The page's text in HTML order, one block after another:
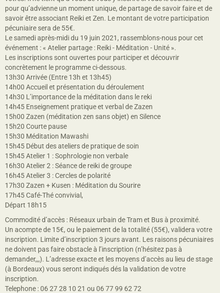
pour qu’advienne un moment unique, de partage de savoir faire et de
savoir être associant Reiki et Zen. Le montant de votre participation
pécuniaire sera de 55€.
Le samedi après-midi du 19 juin 2021, rassemblons-nous pour cet
événement : « Atelier partage : Reiki - Méditation - Unité ».
Les inscriptions sont ouvertes pour participer et découvrir
concrètement le programme ci-dessous.
13h30 Arrivée (Entre 13h et 13h45)
14h00 Accueil et présentation du déroulement
14h30 L’importance de la méditation dans le reki
14h45 Enseignement pratique et verbal de Zazen
15h00 Zazen (méditation zen sans objet) en Silence
15h20 Courte pause
15h30 Méditation Mawashi
15h45 Début des ateliers de pratique de soin
15h45 Atelier 1 : Sophrologie non verbale
16h30 Atelier 2 : Séance de reiki de groupe
16h45 Atelier 3 : Cercles de polarité
17h30 Zazen + Kusen : Méditation du Sourire
17h45 Café-Thé convivial,
Départ 18h15
Commodité d’accès : Réseaux urbain de Tram et Bus à proximité.
Un acompte de 15€, ou le paiement de la totalité (55€), validera votre
inscription. Limite d’inscription 3 jours avant. Les raisons pécuniaires
ne doivent pas faire obstacle à l’inscription (n’hésitez pas à
demander,,,). L’adresse exacte et les moyens d’accès au lieu de stage
(à Bordeaux) vous seront indiqués dés la validation de votre
inscription.
Telephone : 06 27 28 10 21 ou 06 77 99 62 72